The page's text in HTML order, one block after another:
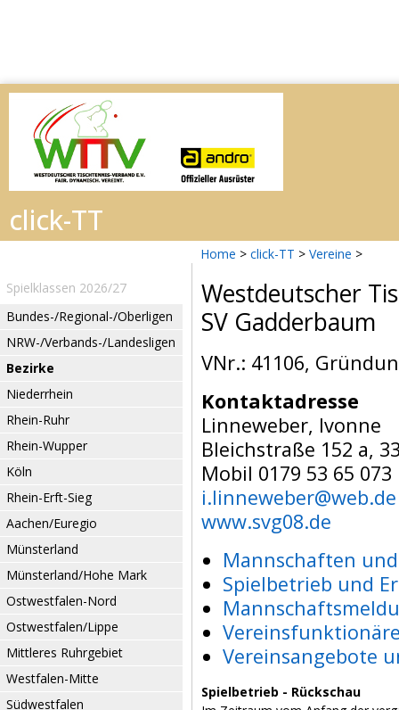
Home > click-TT > Vereine >
Spielklassen 2026/27
Bundes-/Regional-/Oberligen
NRW-/Verbands-/Landesligen
Bezirke
Niederrhein
Rhein-Ruhr
Rhein-Wupper
Köln
Rhein-Erft-Sieg
Aachen/Euregio
Münsterland
Münsterland/Hohe Mark
Ostwestfalen-Nord
Ostwestfalen/Lippe
Mittleres Ruhrgebiet
Westfalen-Mitte
Südwestfalen
Westdeutscher
SV Gadderbaum
VNr.: 41106,
Kontaktadresse
Linneweber, Ivonne
Bleichstraße 152 a,
Mobil 0179 53 65 073
i.linneweber@web.de
www.svg08.de
Mannschaften
Spielbetrieb und
Vereinsangebote
Spielbetrieb - Rückschau